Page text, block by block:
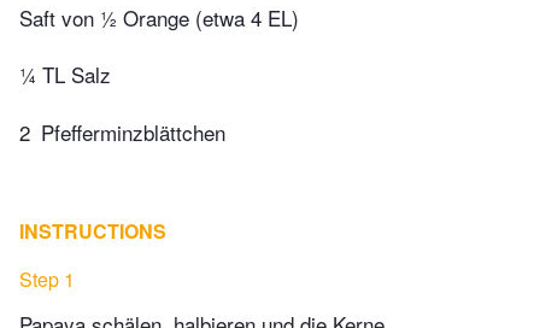
Saft von ½ Orange (etwa 4 EL)
¼ TL Salz
2 Pfefferminzblättchen
INSTRUCTIONS
Step 1